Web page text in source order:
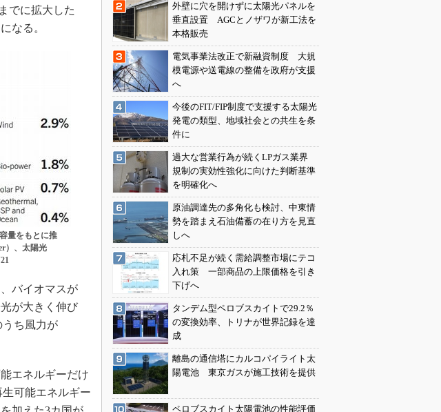
でに拡大した
なる。
量をもとに推
）、太陽光
バイオマスが
が大きく伸び
うち風力が
エネルギーだけ
可能エネルギー
外壁に穴を開けずに太陽光パネルを
垂直設置 AGCとノザワが新工法を
本格販売
電気事業法改正で新融資制度 大規
模電源や送電線の整備を政府が支援
へ
今後のFIT/FIP制度で支援する太陽光
発電の類型、地域社会との共生を条
件に
過大な営業行為が続くLPガス業界
規制の実効性強化に向けた判断基準
を明確化へ
原油調達先の多角化も検討、中東情
勢を踏まえ石油備蓄の在り方を見直
しへ
応札不足が続く需給調整市場にテコ
入れ策 一部商品の上限価格を引き
下げへ
タンデム型ペロブスカイトで29.2％
の変換効率、トリナが世界記録を達
成
離島の通信塔にカルコパイライト太
陽電池 東京ガスが施工技術を提供
ペロブスカイト太陽電池の性能評価